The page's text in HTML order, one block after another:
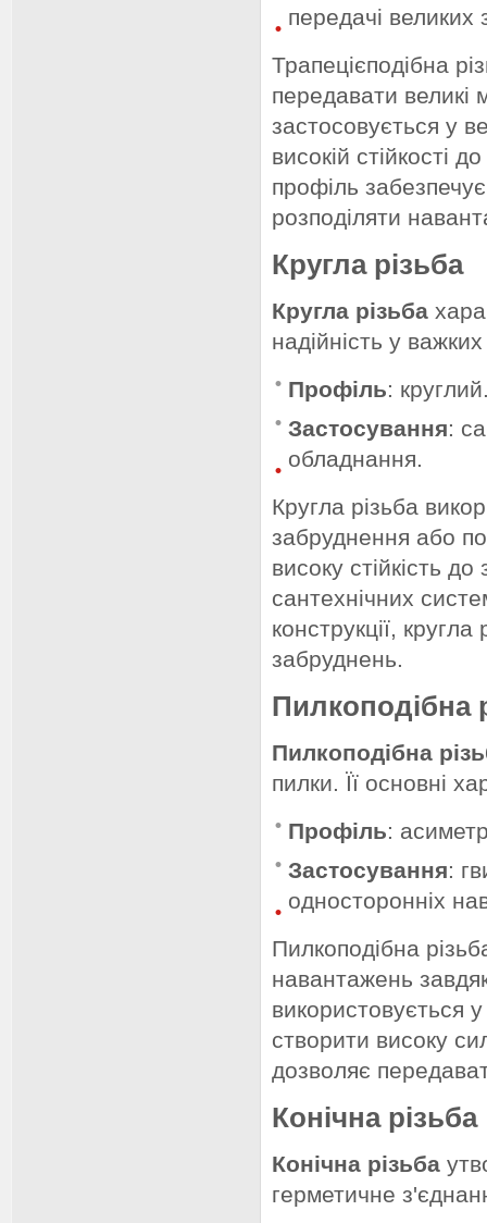
передачі великих
Трапецієподібна
передавати великі
застосовується у
високій стійкості
профіль
розподіляти
Кругла різьба
Кругла різьба
надійність у
Профіль:
Застосування:
обладнання.
Кругла різьба
забруднення або
високу стійкість
сантехнічних
конструкції,
забруднень.
Пилкоподібна
Пилкоподібна
пилки. Її основні
Профіль:
Застосування:
односторонніх
Пилкоподібна
навантажень
використовується
створити високу
дозволяє
Конічна різьба
Конічна різьба
герметичне